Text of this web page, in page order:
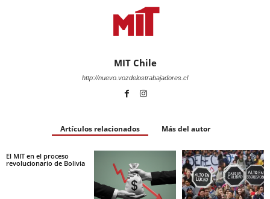
MIT Chile
http://nuevo.vozdelostrabajadores.cl
Artículos relacionados Más del autor
El MIT en el proceso
revolucionario de Bolivia